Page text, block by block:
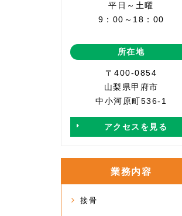
平日～土曜
9：00～18：00
所在地
〒400-0854
山梨県甲府市
中小河原町536-1
アクセスを見る
業務内容
接骨